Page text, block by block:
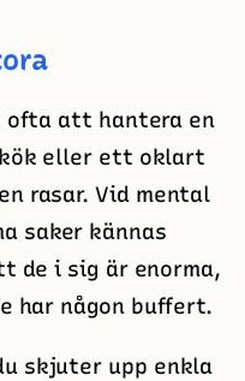
ofta att hantera en
eller ett oklart
rasar. Vid mental
saker kännas
de i sig är enorma,
har någon buffert.
skjuter upp enkla